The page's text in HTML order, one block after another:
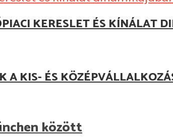
KERESLET ÉS KÍNÁLAT
A KIS- ÉS
között